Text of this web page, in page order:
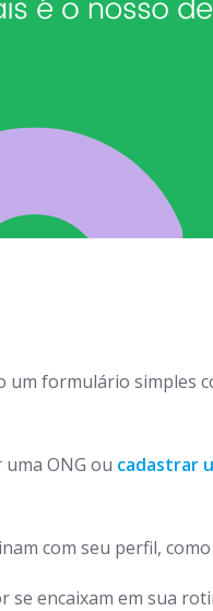
um formulário simples
ONG ou cadastrar
com seu perfil,
encaixam em sua